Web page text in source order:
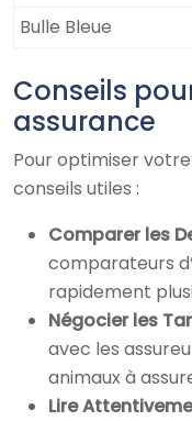
Bulle Bleue
Conseils
assurance
Pour optimiser votre
conseils utiles :
Comparer les
comparateurs
rapidement
Négocier les
avec les
animaux à
Lire